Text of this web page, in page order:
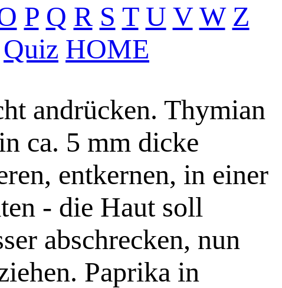
P Q R S T U V W Z
Quiz HOME
andrücken. Thymian
ca. 5 mm dicke
entkernen, in einer
- die Haut soll
abschrecken, nun
Paprika in